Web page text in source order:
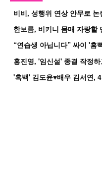
한보름, 비키니 몸매 자랑할